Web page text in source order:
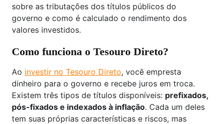
sobre as tributações dos títulos públicos do
governo e como é calculado o rendimento dos
valores investidos.
Como funciona o Tesouro Direto?
Ao investir no Tesouro Direto, você empresta
dinheiro para o governo e recebe juros em troca.
Existem três tipos de títulos disponíveis: prefixados,
pós-fixados e indexados à inflação. Cada um deles
tem suas próprias características e riscos, mas